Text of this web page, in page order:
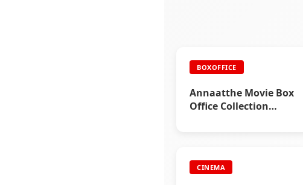
BOXOFFICE
Annaatthe Movie Box
Office Collection
CINEMA